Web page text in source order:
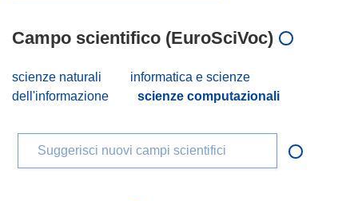
Campo scientifico (EuroSciVoc)
scienze naturali
informatica e scienze
dell'informazione
scienze computazionali
Suggerisci nuovi campi scientifici